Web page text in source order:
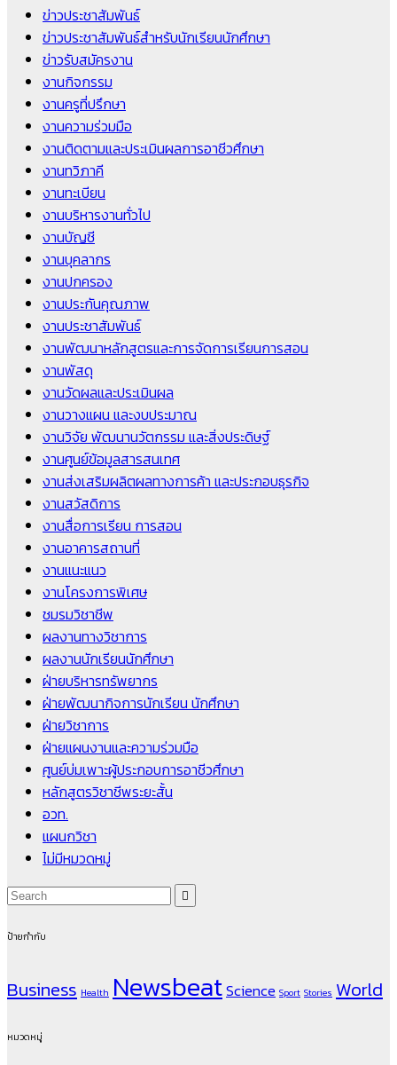
ข่าวประชาสัมพันธ์
ข่าวประชาสัมพันธ์สำหรับนักเรียนนักศึกษา
ข่าวรับสมัครงาน
งานกิจกรรม
งานครูที่ปรึกษา
งานความร่วมมือ
งานติดตามและประเมินผลการอาชีวศึกษา
งานทวิภาคี
งานทะเบียน
งานบริหารงานทั่วไป
งานบัญชี
งานบุคลากร
งานปกครอง
งานประกันคุณภาพ
งานประชาสัมพันธ์
งานพัฒนาหลักสูตรและการจัดการเรียนการสอน
งานพัสดุ
งานวัดผลและประเมินผล
งานวางแผน และงบประมาณ
งานวิจัย พัฒนานวัตกรรม และสิ่งประดิษฐ์
งานศูนย์ข้อมูลสารสนเทศ
งานส่งเสริมผลิตผลทางการค้า และประกอบธุรกิจ
งานสวัสดิการ
งานสื่อการเรียน การสอน
งานอาคารสถานที่
งานแนะแนว
งานโครงการพิเศษ
ชมรมวิชาชีพ
ผลงานทางวิชาการ
ผลงานนักเรียนนักศึกษา
ฝ่ายบริหารทรัพยากร
ฝ่ายพัฒนากิจการนักเรียน นักศึกษา
ฝ่ายวิชาการ
ฝ่ายแผนงานและความร่วมมือ
ศูนย์บ่มเพาะผู้ประกอบการอาชีวศึกษา
หลักสูตรวิชาชีพระยะสั้น
อวท.
แผนกวิชา
ไม่มีหมวดหมู่
ป้ายกำกับ
Business Health NewsbeatScience Sport Stories World
หมวดหมู่